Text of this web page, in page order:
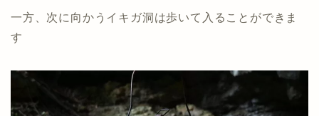
一方、次に向かうイキガ洞は歩いて入ることができま
す